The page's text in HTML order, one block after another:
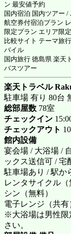
ン 最安値予約
国内宿泊 国内ツアー /
航空券付宿泊プラン
限定プラン エリア限
比較サイト テーマ旅
バイル
国内旅行 徳島県 楽天
バスツアー
楽天トラベル
駐車場 有り 80台
総部屋数 78室
チェックイン
チェックアウト
館内設備
宴会場 / 大浴場 /
ックス送信可 / 宅
駐車場あり / 駅か
レンタサイクル
シン（無料）
電子レンジ（共有
※大浴場は男性限
さい。